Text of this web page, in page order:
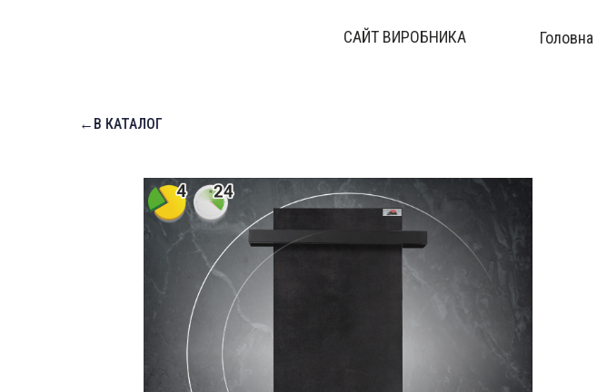
САЙТ ВИРОБНИКА Головна
←В КАТАЛОГ